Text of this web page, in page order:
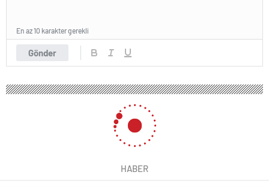
Gönder
En az 10 karakter gerekli
HABER